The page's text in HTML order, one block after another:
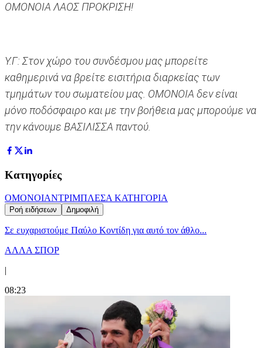
ΟΜΟΝΟΙΑ ΛΑΟΣ ΠΡΟΚΡΙΣΗ!
Υ.Γ: Στον χώρο του συνδέσμου μας μπορείτε
καθημερινά να βρείτε εισιτήρια διαρκείας των
τμημάτων του σωματείου μας. ΟΜΟΝΟΙΑ δεν είναι
μόνο ποδόσφαιρο και με την βοήθεια μας μπορούμε να
την κάνουμε ΒΑΣΙΛΙΣΣΑ παντού.
Κατηγορίες
ΟΜΟΝΟΙΑΝΤΡΙΜΠΛΕΣΑ ΚΑΤΗΓΟΡΙΑ
Ροή ειδήσεων Δημοφιλή
Σε ευχαριστούμε Παύλο Κοντίδη για αυτό τον άθλο...
ΑΛΛΑ ΣΠΟΡ
|
08:23